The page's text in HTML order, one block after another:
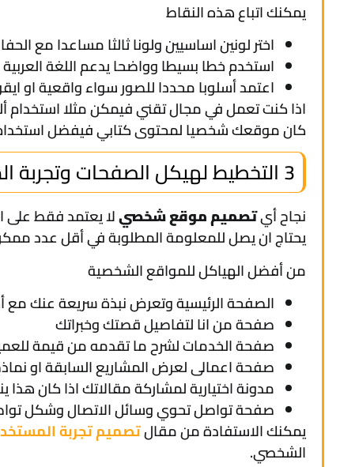
يمكنك اتباع هذه النقاط
اختر لونين اساسيين ولونا ثالثا مساعدا مع
استخدم خطا بسيطا وواضحا يدعم اللغة
اعتمد أسلوبا محددا للصور سواء واقعية او
اذا كنت تعمل في مجال تقني فيمكن مثلا استخدام
كان موقعك شخصيا لمحتوى كتابي فيفضل استخدام
3 التخطيط لهيكل الصفحات وتجربة المستخدم
نجاح أيتصميم موقع شخصيلا يعتمد فقط على
يحتاج ان يصل للمعلومة المطلوبة في أقل عدد
من أفضل الهياكل للمواقع الشخصية
الصفحة الرئيسية وتعرض نبذة سريعة عنك
صفحة من انا لتفاصيل قصتك وخبراتك
صفحة الخدمات لشرح ما تقدمه من قيمة
صفحة اعمالى لعرض المشاريع السابقة او
مدونة اختيارية لمشاركة مقالاتك اذا كان هذا
صفحة تواصل تحوي وسائل الاتصال وشكل
يمكنك الاستفادة من مقالتصميم تجربة
الشخصي.